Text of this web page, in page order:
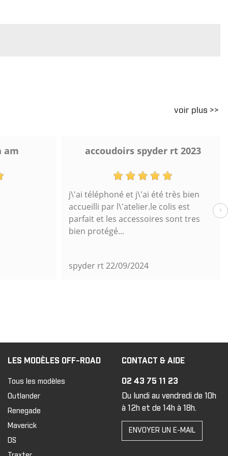
voir plus >>
accoudoirs spyder rt 2023
j\'ai téléphoné et j\'ai été très bien
accueilli par l\'atelier.le colis est
parfait et les accessoires sont tres
bien protégé...
spyder rt22/09/2024
›
LES MODÈLES OFF-ROAD
Tous les modèles
Outlander
Renegade
Maverick
DS
CONTACT & AIDE
02 43 75 11 23
Du lundi au vendredi de 10h
à 12h et de 14h à 18h.
ENVOYER UN E-MAIL